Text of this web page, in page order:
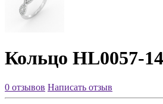
Кольцо HL0057-
0 отзывов Написать отзыв